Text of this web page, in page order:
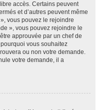
accès. Certains peuvent
et d’autres peuvent même
vous pouvez le rejoindre
», vous pouvez rejoindre le
approuvée par un chef de
vous souhaitez
ou non votre demande.
votre demande, il a